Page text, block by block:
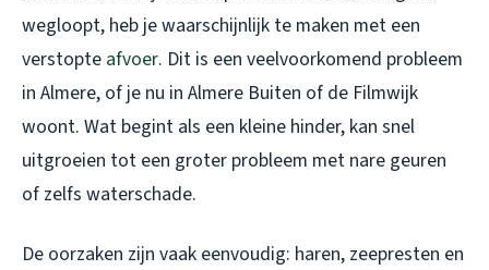
wegloopt, heb je waarschijnlijk te maken met een
verstopte afvoer. Dit is een veelvoorkomend probleem
in Almere, of je nu in Almere Buiten of de Filmwijk
woont. Wat begint als een kleine hinder, kan snel
uitgroeien tot een groter probleem met nare geuren
of zelfs waterschade.
De oorzaken zijn vaak eenvoudig: haren, zeepresten en